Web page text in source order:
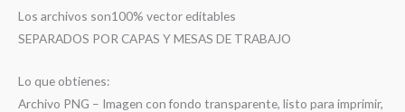
Los archivos son100% vector editables
SEPARADOS POR CAPAS Y MESAS DE TRABAJO
Lo que obtienes:
Archivo PNG – Imagen con fondo transparente, listo para imprimir,